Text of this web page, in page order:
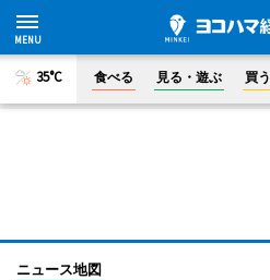
35°C 食べる 見る・遊ぶ 買う
ニュース地図